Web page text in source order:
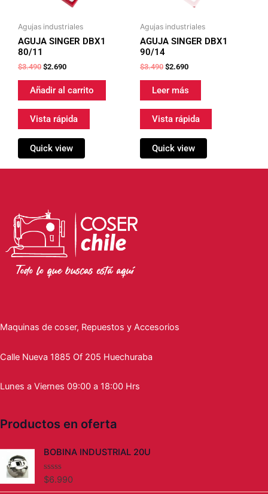
Agujas industriales
AGUJA SINGER DBX1
80/11
$3.490 $2.690
Añadir al carrito
Vista rápida
Quick view
Agujas industriales
AGUJA SINGER DBX1
90/14
$3.490 $2.690
Leer más
Vista rápida
Quick view
Maquinas de coser, Repuestos y Accesorios
Calle Nueva 1885 Of 205 Huechuraba
Lunes a Viernes 09:00 a 18:00 Hrs
Productos en oferta
BOBINA INDUSTRIAL 20U
V
$6.990